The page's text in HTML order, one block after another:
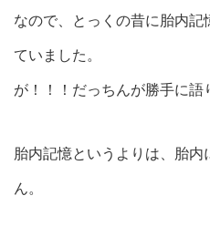
なので、とっくの昔に胎内
ていました。
が！！！だっちんが勝手に語
胎内記憶というよりは、胎
ん。